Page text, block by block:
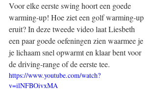
Voor elke eerste swing hoort een goede
warming-up! Hoe ziet een golf warming-up
eruit? In deze tweede video laat Liesbeth
een paar goede oefeningen zien waarmee je
je lichaam snel opwarmt en klaar bent voor
de driving-range of de eerste tee.
https://www.youtube.com/watch?
v=ilNFBOivxMA